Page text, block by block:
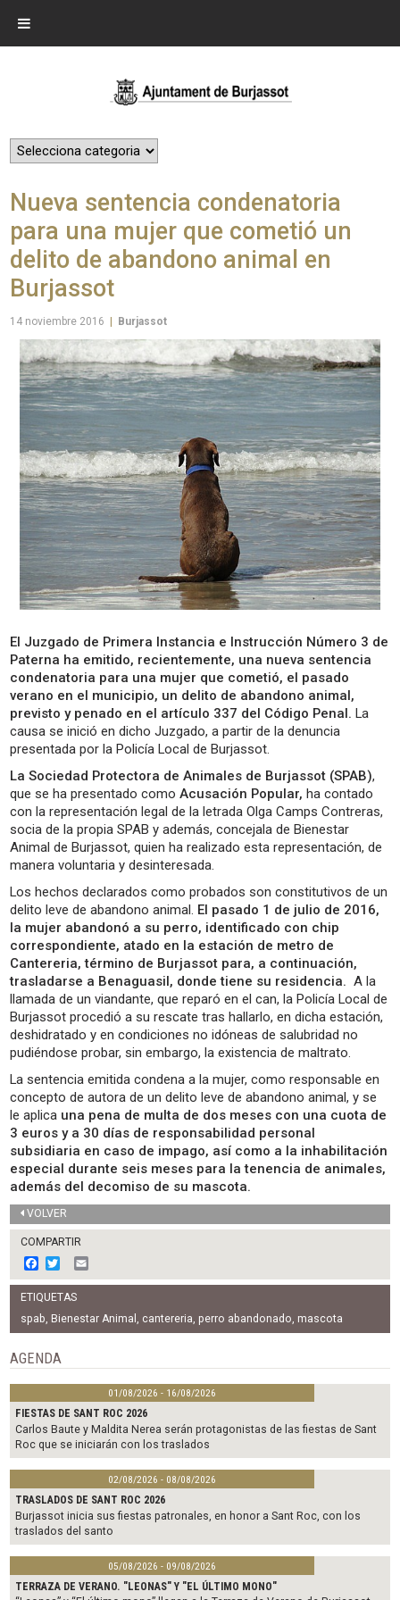
Nueva sentencia condenatoria
para una mujer que cometió un
delito de abandono animal en
Burjassot
14 noviembre 2016 Burjassot
El Juzgado de Primera Instancia e Instrucción Número 3 de
Paterna ha emitido, recientemente, una nueva sentencia
condenatoria para una mujer que cometió, el pasado
verano en el municipio, un delito de abandono animal,
previsto y penado en el artículo 337 del Código Penal. La
causa se inició en dicho Juzgado, a partir de la denuncia
presentada por la Policía Local de Burjassot.
La Sociedad Protectora de Animales de Burjassot (SPAB),
que se ha presentado comoAcusación Popular, ha contado
con la representación legal de la letrada Olga Camps Contreras,
socia de la propia SPAB y además, concejala de Bienestar
Animal de Burjassot, quien ha realizado esta representación, de
manera voluntaria y desinteresada.
Los hechos declarados como probados son constitutivos de un
delito leve de abandono animal. El pasado 1 de julio de 2016,
la mujer abandonó a su perro, identificado con chip
correspondiente, atado en la estación de metro de
Cantereria, término de Burjassot para, a continuación,
trasladarse a Benaguasil, donde tiene su residencia. A la
llamada de un viandante, que reparó en el can, la Policía Local de
Burjassot procedió a su rescate tras hallarlo, en dicha estación,
deshidratado y en condiciones no idóneas de salubridad no
pudiéndose probar, sin embargo, la existencia de maltrato.
La sentencia emitida condena a la mujer, como responsable en
concepto de autora de un delito leve de abandono animal, y se
le aplica una pena de multa de dos meses con una cuota de
3 euros y a 30 días de responsabilidad personal
subsidiaria en caso de impago, así como a la inhabilitación
especial durante seis meses para la tenencia de animales,
además del decomiso de su mascota.
VOLVER
COMPARTIR
F
a
c
e
b
o
k
w
i
t
t
e
m
l
ETIQUETAS
spab, Bienestar Animal , cantereria, perro abandonado, mascota
AGENDA
01/08/2026 - 16/08/2026
FIESTAS DE SANT ROC 2026
Carlos Baute y Maldita Nerea serán protagonistas de las fiestas de Sant
Roc que se iniciarán con los traslados
02/08/2026 - 08/08/2026
TRASLADOS DE SANT ROC 2026
Burjassot inicia sus fiestas patronales, en honor a Sant Roc, con los
traslados del santo
05/08/2026 - 09/08/2026
TERRAZA DE VERANO. "LEONAS" Y "EL ÚLTIMO MONO"